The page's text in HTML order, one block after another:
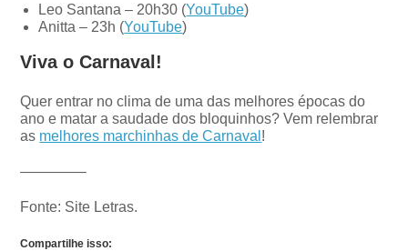
Leo Santana – 20h30 (YouTube)
Anitta – 23h (YouTube)
Viva o Carnaval!
Quer entrar no clima de uma das melhores épocas do
ano e matar a saudade dos bloquinhos? Vem relembrar
as melhores marchinhas de Carnaval !
————–
Fonte: Site Letras.
Compartilhe isso: